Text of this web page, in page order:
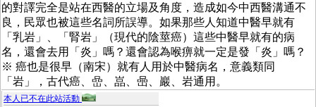
的對譯完全是站在西醫的立場及角度，造成如今中西醫溝通不
良，民眾也被這些名詞所誤導。如果那些人知道中醫早就有
「乳岩」、「腎岩」（現代的陰莖癌）這些中醫早就有的病
名，還會去用「炎」嗎？還會認為喉痹就一定是發「炎」嗎？
※ 癌也是很早（南宋）就有人用於中醫病名，意義類同
「岩」，古代癌、嵒、嵓、喦、巖、岩通用。
本人已不在此站活動